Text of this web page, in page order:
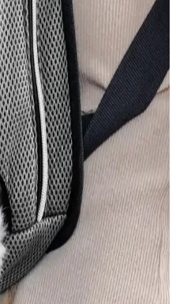
ve Güvenilir
Ürünler
uygun fiyatlı ve kaliteli
uygun ürünleri seçmek için
İçin Etkili İlaçlar ve
onaylı ürünler, doğal
hakkında bilgi edinin.
ve Deniz Taragı
Seçenekleri
içeren kedi mamaları, doğal ve
gelişimini destekler, parlak tüy